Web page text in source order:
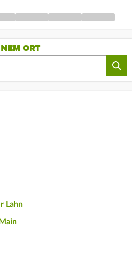
ORT
Lahn